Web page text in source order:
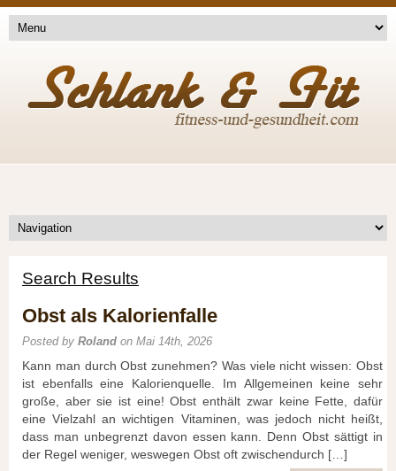
Search Results
Obst als Kalorienfalle
Posted by Roland on Mai 14th, 2026
Kann man durch Obst zunehmen? Was viele nicht wissen: Obst
ist ebenfalls eine Kalorienquelle. Im Allgemeinen keine sehr
große, aber sie ist eine! Obst enthält zwar keine Fette, dafür
eine Vielzahl an wichtigen Vitaminen, was jedoch nicht heißt,
dass man unbegrenzt davon essen kann. Denn Obst sättigt in
der Regel weniger, weswegen Obst oft zwischendurch […]